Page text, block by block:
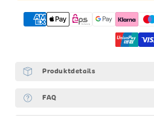
Einsteigerset
Musselin-
Halstuch
Einsteigerset
Musselin-
Halstuch
Produktdetails
FAQ